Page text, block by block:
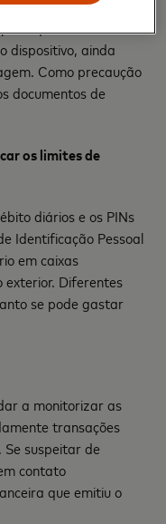
dispositivo, ainda
Como precaução
documentos de
os limites de
diários e os PINs
Identificação Pessoal
em caixas
exterior. Diferentes
se pode gastar
a monitorizar as
transações
Se suspeitar de
contato
que emitiu o